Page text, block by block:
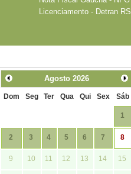
Licenciamento - Detran RS
Agosto 2026
Dom Seg Ter Qua Qui Sex Sáb
1
2 3 4 5 6 7 8
9 10 11 12 13 14 15